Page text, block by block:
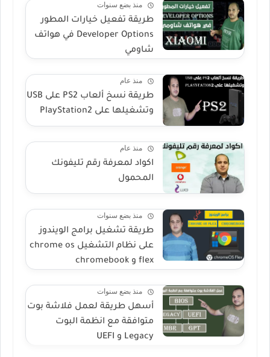
منذ بضع سنوات
طريقة تفعيل خيارات المطور
Developer Options في هواتف
شاومي
منذ عام
طريقة نسخ ألعاب PS2 على USB
وتشغيلها على PlayStation2
منذ عام
اكواد لمعرفة رقم تليفونك
المحمول
منذ بضع سنوات
طريقة تشغيل برامج الويندوز
على نظام التشغيل chrome os
flex و chromebook
منذ بضع سنوات
أسهل طريقة لعمل فلاشة بوت
متوافقة مع انظمة البوت
Legacy و UEFI